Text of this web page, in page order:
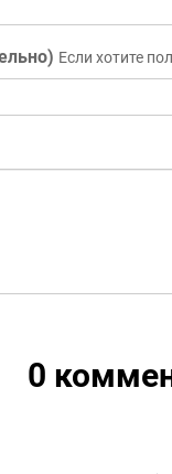
Если хотите
0